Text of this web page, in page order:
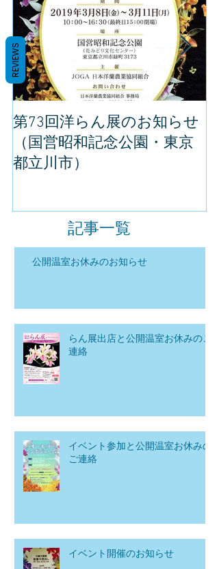
第73回洋らん展のお知らせ
（国営昭和記念公園・東京
都立川市）
記事一覧
公開温室お休みのお知らせ
らん展出店と公開温室お休みのご
連絡
イベント参加と公開温室お休みの
ご連絡
イベント開催のお知らせ
REVIEWS